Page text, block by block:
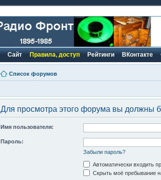
Сайт Правила, доступ Рейтинги ВКонтакте
Список форумов
Для просмотра этого форума вы должны
Имя пользователя:
Пароль:
Забыли пароль?
Автоматически входить
Скрыть моё пребывание